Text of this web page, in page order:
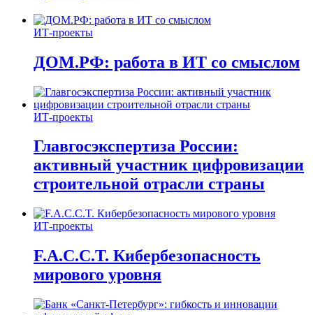
ИТ-проекты
ДОМ.РФ: работа в ИТ со смыслом
ИТ-проекты
Главгосэкспертиза России:
активный участник цифровизации
строительной отрасли страны
ИТ-проекты
F.A.C.C.T. Кибербезопасность
мирового уровня